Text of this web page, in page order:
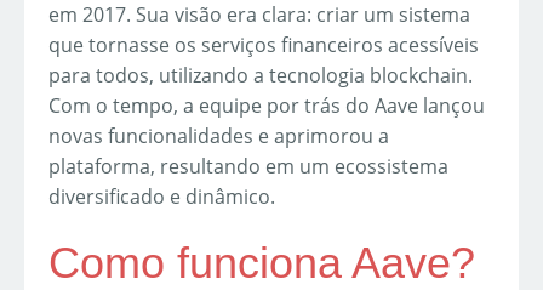
em 2017. Sua visão era clara: criar um sistema
que tornasse os serviços financeiros acessíveis
para todos, utilizando a tecnologia blockchain.
Com o tempo, a equipe por trás do Aave lançou
novas funcionalidades e aprimorou a
plataforma, resultando em um ecossistema
diversificado e dinâmico.
Como funciona Aave?